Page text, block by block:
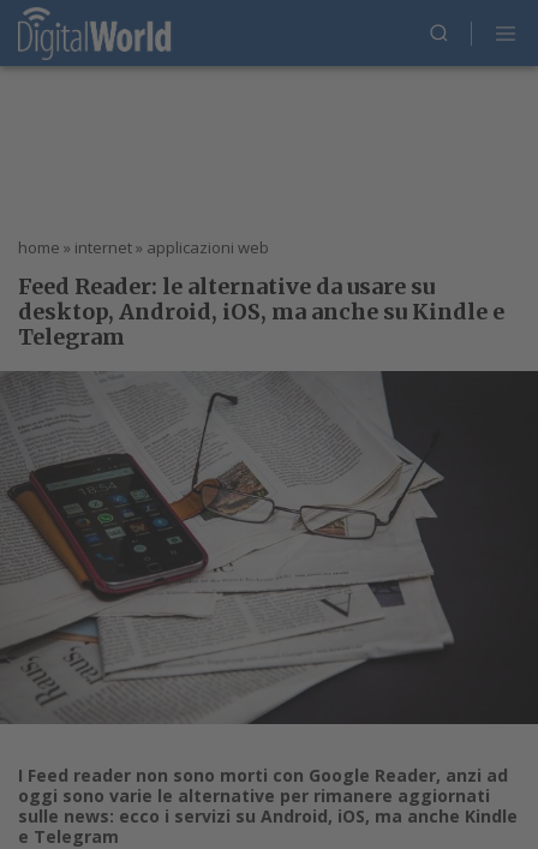
home » internet» applicazioni web
Feed Reader: le alternative da usare su
desktop, Android, iOS, ma anche su Kindle e
Telegram
I Feed reader non sono morti con Google Reader, anzi ad
oggi sono varie le alternative per rimanere aggiornati
sulle news: ecco i servizi su Android, iOS, ma anche Kindle
e Telegram